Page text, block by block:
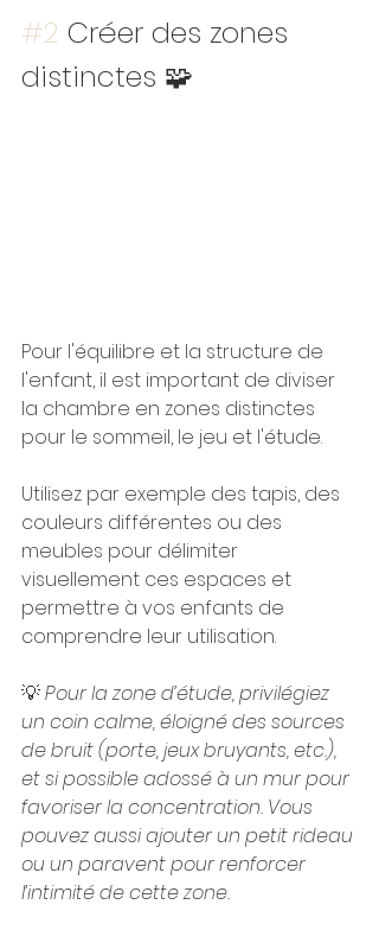
#2 Créer des zones
distinctes 🧩
Pour l'équilibre et la structure de
l'enfant, il est important de diviser
la chambre en zones distinctes
pour le sommeil, le jeu et l'étude.
Utilisez par exemple des tapis, des
couleurs différentes ou des
meubles pour délimiter
visuellement ces espaces et
permettre à vos enfants de
comprendre leur utilisation.
💡 Pour la zone d’étude, privilégiez
un coin calme, éloigné des sources
de bruit (porte, jeux bruyants, etc.),
et si possible adossé à un mur pour
favoriser la concentration. Vous
pouvez aussi ajouter un petit rideau
ou un paravent pour renforcer
l’intimité de cette zone.